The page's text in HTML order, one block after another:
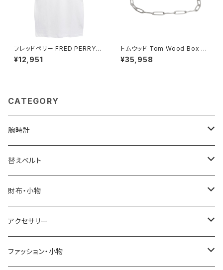
フレッドペリー FRED PERRY T
he Fred Perry Shirt M3600
ポロシャツ M3600-200-WHI
¥12,951
トムウッド Tom Wood Box Br
acelet ブレスレット 100066-
65 シルバー
¥35,958
CATEGORY
腕時計
ELGIN
SALVATORE MARRA
CASIO
GRANDEUR
替えベルト
COACH
DANIEL WELLINGTON
LACOSTE
財布・小物
SONNE
DUCT
アクセサリー
GUCCI
ファッション・小物